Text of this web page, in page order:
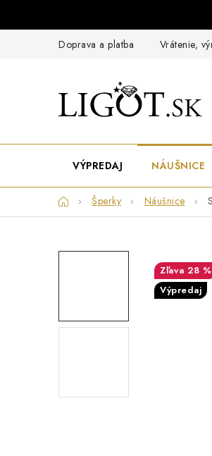
Doprava a platba Vrátenie,
VÝPREDAJ NÁUŠNICE
DomovŠperky Náušnice
28 %
Výpredaj